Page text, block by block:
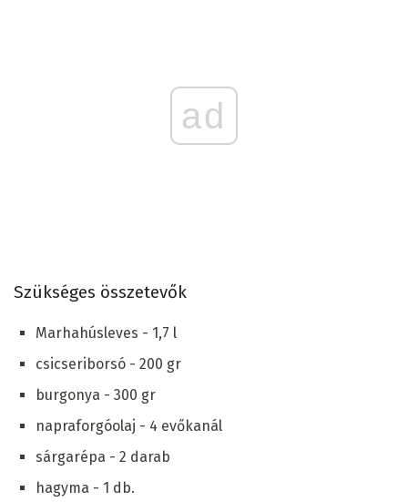
ad
Szükséges összetevők
Marhahúsleves - 1,7 l
csicseriborsó - 200 gr
burgonya - 300 gr
napraforgóolaj - 4 evőkanál
sárgarépa - 2 darab
hagyma - 1 db.